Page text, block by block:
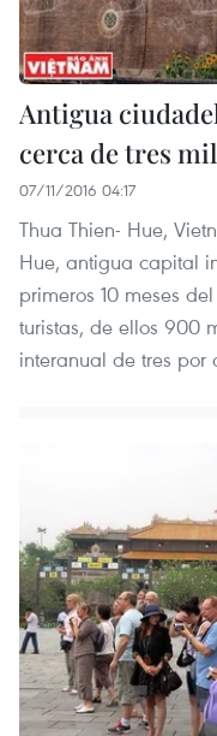
Antigua
cerca de tres
07/11/2016 04:17
Thua Thien- Hue,
Hue, antigua capital
primeros 10 meses
turistas, de ellos 900
interanual de tres por